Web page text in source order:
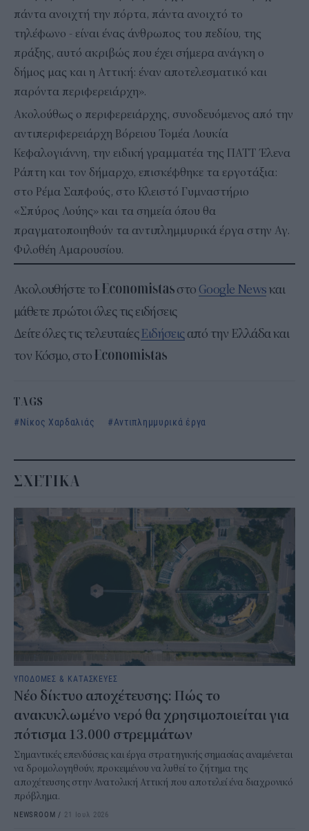
πάντα ανοιχτή την πόρτα, πάντα ανοιχτό το
τηλέφωνο - είναι ένας άνθρωπος του πεδίου, της
πράξης, αυτό ακριβώς που έχει σήμερα ανάγκη ο
δήμος μας και η Αττική: έναν αποτελεσματικό και
παρόντα περιφερειάρχη».
Ακολούθως ο περιφερειάρχης, συνοδευόμενος από την
αντιπεριφερειάρχη Βόρειου Τομέα Λουκία
Κεφαλογιάννη, την ειδική γραμματέα της ΠΑΤΤ Έλενα
Ράπτη και τον δήμαρχο, επισκέφθηκε τα εργοτάξια:
στο Ρέμα Σαπφούς, στο Κλειστό Γυμναστήριο
«Σπύρος Λούης» και τα σημεία όπου θα
πραγματοποιηθούν τα αντιπλημμυρικά έργα στην Αγ.
Φιλοθέη Αμαρουσίου.
Ακολουθήστε το στο Google Newsκαι
μάθετε πρώτοι όλες τις ειδήσεις
Δείτε όλες τις τελευταίεςΕιδήσειςαπό την Ελλάδα και
τον Κόσμο, στο
TAGS
Νίκος Χαρδαλιάς
Αντιπλημμυρικά έργα
ΣΧΕΤΙΚΑ
ΥΠΟΔΟΜΕΣ & ΚΑΤΑΣΚΕΥΕΣ
Νέο δίκτυο αποχέτευσης: Πώς το
ανακυκλωμένο νερό θα χρησιμοποιείται για
πότισμα 13.000 στρεμμάτων
Σημαντικές επενδύσεις και έργα στρατηγικής σημασίας αναμένεται
να δρομολογηθούν, προκειμένου να λυθεί το ζήτημα της
αποχέτευσης στην Ανατολική Αττική που αποτελεί ένα διαχρονικό
πρόβλημα.
NEWSROOM / 21 Ιουλ 2026